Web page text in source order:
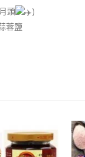
頭
)
蓉鹽